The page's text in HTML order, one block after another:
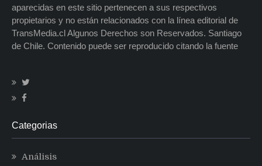
aparecidas en este sitio pertenecen a sus respectivos
propietarios y no están relacionados con la línea editorial de
TransMedia.cl Algunos Derechos son Reservados. Santiago
de Chile. Contenido puede ser reproducido citando la fuente
Categorias
Análisis